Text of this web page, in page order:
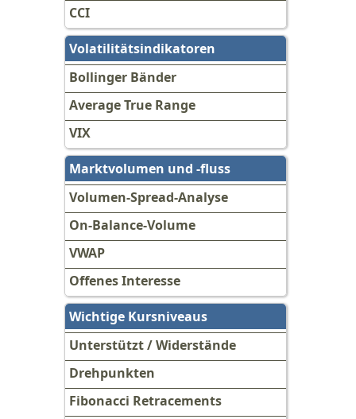
CCI
Volatilitätsindikatoren
Bollinger Bänder
Average True Range
VIX
Marktvolumen und -fluss
Volumen-Spread-Analyse
On-Balance-Volume
VWAP
Offenes Interesse
Wichtige Kursniveaus
Unterstützt / Widerstände
Drehpunkten
Fibonacci Retracements